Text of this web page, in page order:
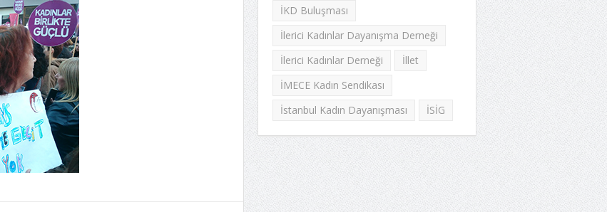
İKD Buluşması
İlerici Kadınlar Dayanışma Derneği
İlerici Kadınlar Derneği
İllet
İMECE Kadın Sendikası
İstanbul Kadın Dayanışması
İSİG